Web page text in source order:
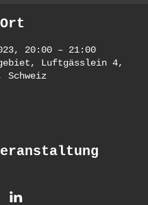
20:00 – 21:00
Luftgässlein 4,
Schweiz